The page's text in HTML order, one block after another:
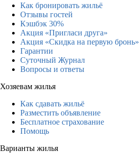
Как бронировать жильё
Отзывы гостей
Кэшбэк 30%
Акция «Пригласи друга»
Акция «Скидка на первую бронь»
Гарантии
Суточный Журнал
Вопросы и ответы
Хозяевам жилья
Как сдавать жильё
Разместить объявление
Бесплатное страхование
Помощь
Варианты жилья